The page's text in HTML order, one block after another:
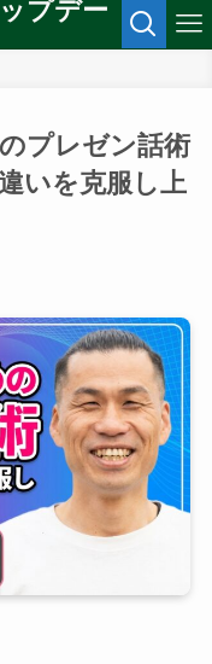
プデー
プレゼン話術
いを克服し上